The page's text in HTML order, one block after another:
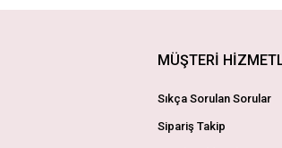
MÜŞTERİ
Sıkça Sorulan Sorular
Sipariş Takip